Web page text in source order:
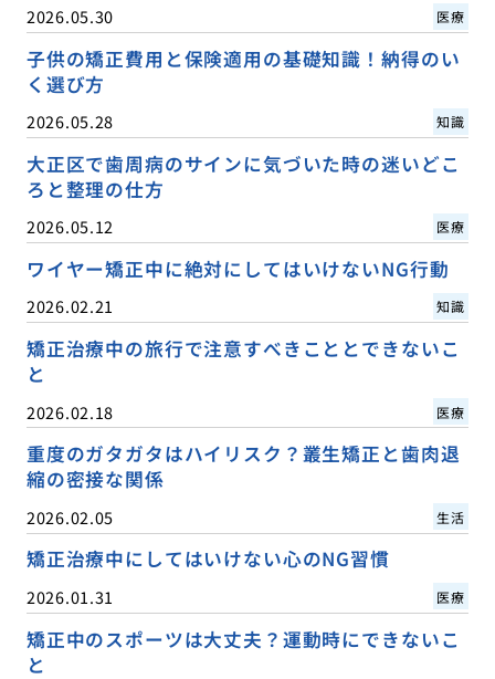
2026.05.30 医療
子供の矯正費用と保険適用の基礎知識！納得のい
く選び方
2026.05.28 知識
大正区で歯周病のサインに気づいた時の迷いどこ
ろと整理の仕方
2026.05.12 医療
ワイヤー矯正中に絶対にしてはいけないNG行動
2026.02.21 知識
矯正治療中の旅行で注意すべきこととできないこ
と
2026.02.18 医療
重度のガタガタはハイリスク？叢生矯正と歯肉退
縮の密接な関係
2026.02.05 生活
矯正治療中にしてはいけない心のNG習慣
2026.01.31 医療
矯正中のスポーツは大丈夫？運動時にできないこ
と